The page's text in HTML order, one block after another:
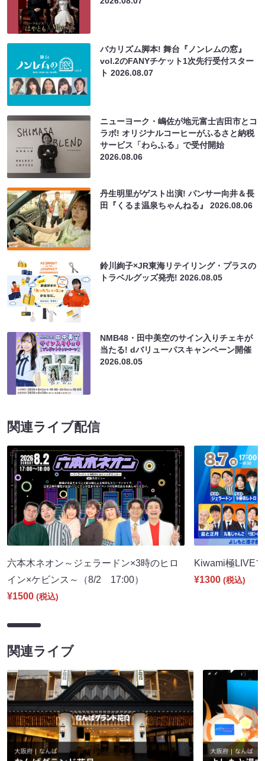
バカリズム脚本! 舞台『ノンレムの窓』
vol.2のFANYチケット1次先行受付スター
ト2026.08.07
ニューヨーク・嶋佐が地元富士吉田市とコ
ラボ! オリジナルコーヒーがふるさと納税
サービス「わらふる」で受付開始
2026.08.06
丹生明里がゲスト出演! パンサー向井＆長
田『くるま温泉ちゃんねる』2026.08.06
鈴川絢子×JR東海リテイリング・プラスの
トラベルグッズ発売!2026.08.05
NMB48・田中美空のサイン入りチェキが
当たる! dバリューパスキャンペーン開催
2026.08.05
関連ライブ配信
六本木ネオン～ジェラードン×3時のヒロ
イン×ケビンス～（8/2 17:00）
¥1500 (税込)
Kiwami極LIVE
¥1300 (税込)
関連ライブ